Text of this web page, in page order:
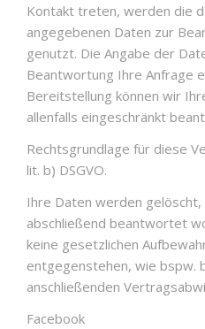
Kontakt treten, werden die
angegebenen Daten zur
genutzt. Die Angabe der
Beantwortung Ihre Anfrage
Bereitstellung können wir
allenfalls eingeschränkt
Rechtsgrundlage für diese
lit. b) DSGVO.
Ihre Daten werden
abschließend beantwortet
keine gesetzlichen
entgegenstehen, wie bspw.
anschließenden
Facebook